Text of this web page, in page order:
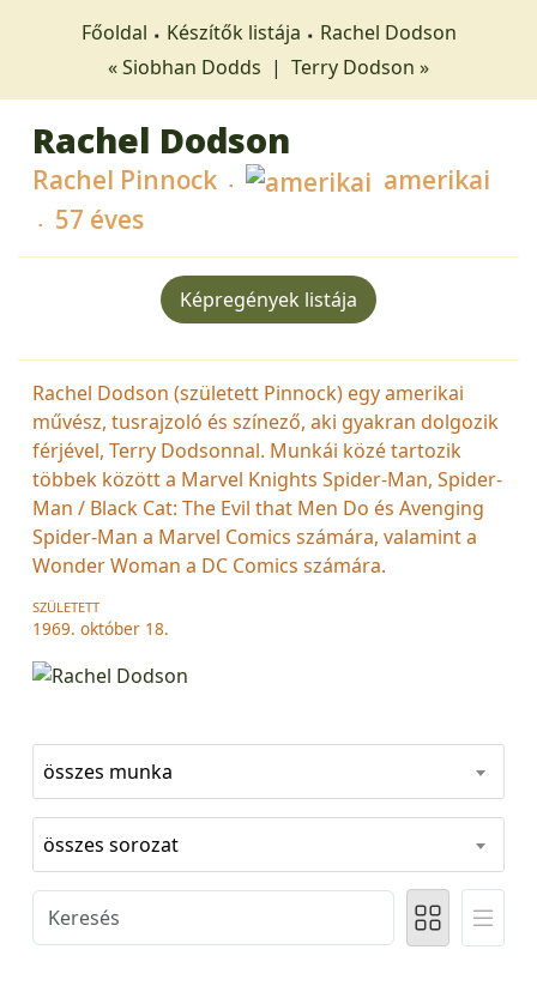
Főoldal Készítők listája
Rachel Dodson
« Siobhan Dodds | Terry Dodson »
Rachel Dodson
Rachel Pinnock
amerikai
57 éves
Képregények listája
Rachel Dodson (született Pinnock) egy amerikai
művész, tusrajzoló és színező, aki gyakran dolgozik
férjével, Terry Dodsonnal. Munkái közé tartozik
többek között a Marvel Knights Spider-Man, Spider-
Man / Black Cat: The Evil that Men Do és Avenging
Spider-Man a Marvel Comics számára, valamint a
Wonder Woman a DC Comics számára.
SZÜLETETT
1969. október 18.
összes munka
összes sorozat